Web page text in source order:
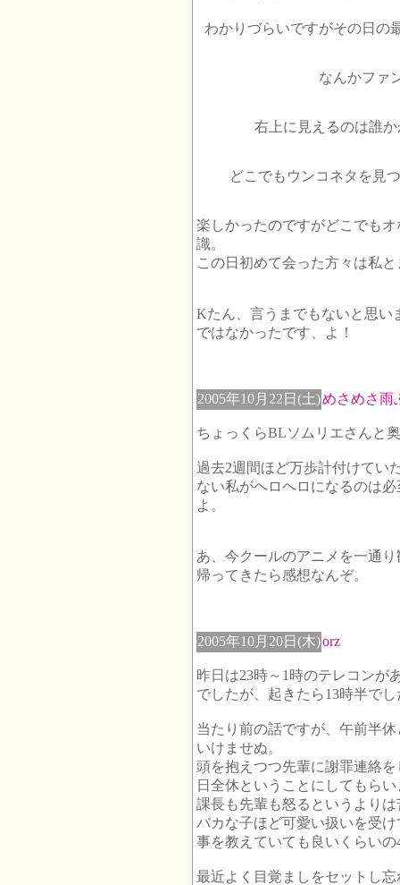
わかりづらいですがその日の
なんかファ
右上に見えるのは誰
どこでもウンコネタを見
楽しかったのですがどこでも
識。
この日初めて会った方々は私
Kたん、言うまでもないと思
ではなかったです、よ！
2005年10月22日(土)めさめさ雨
ちょっくらBLソムリエさんと
過去2週間ほど万歩計付けてい
ない私がヘロヘロになるのは
よ。
あ、今クールのアニメを一通
帰ってきたら感想なんぞ。
2005年10月20日(木)orz
昨日は23時～1時のテレコンが
でしたが、起きたら13時半でし
当たり前の話ですが、午前半
いけませぬ。
頭を抱えつつ先輩に謝罪連絡
日全休ということにしてもら
課長も先輩も怒るというより
バカな子ほど可愛い扱いを受
事を教えていても良いくらい
最近よく目覚ましをセットし